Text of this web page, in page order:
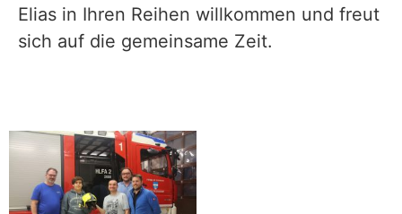
Elias in Ihren Reihen willkommen und freut
sich auf die gemeinsame Zeit.